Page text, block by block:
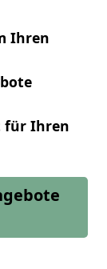
Ihren
für Ihren